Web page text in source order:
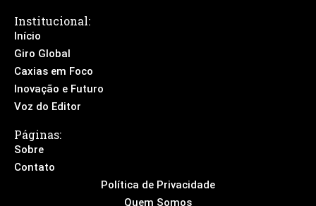
Institucional:
Início
Giro Global
Caxias em Foco
Inovação e Futuro
Voz do Editor
Páginas:
Sobre
Contato
Política de Privacidade
Quem Somos